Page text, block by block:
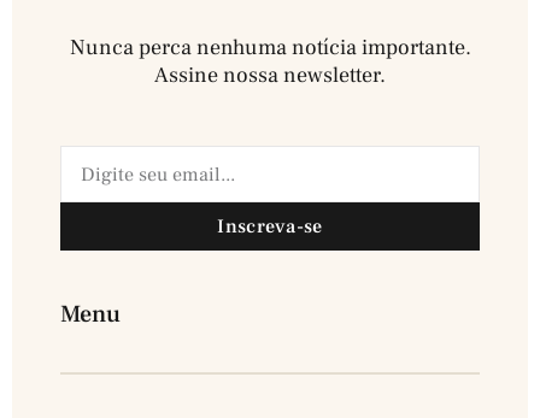
Nunca perca nenhuma notícia importante.
Assine nossa newsletter.​
Inscreva-se
Menu